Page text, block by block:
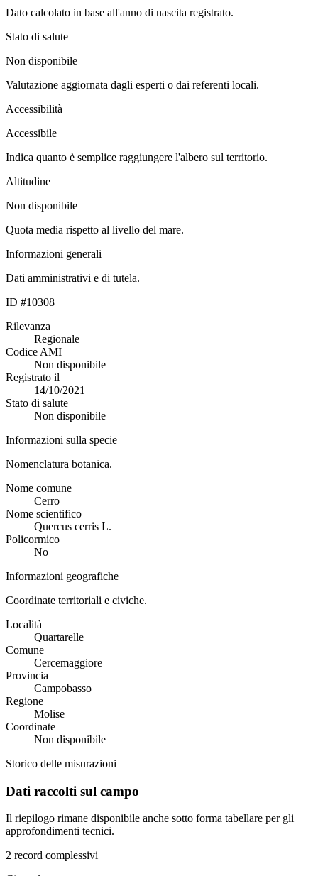
Dato calcolato in base all'anno di nascita registrato.
Stato di salute
Non disponibile
Valutazione aggiornata dagli esperti o dai referenti locali.
Accessibilità
Accessibile
Indica quanto è semplice raggiungere l'albero sul territorio.
Altitudine
Non disponibile
Quota media rispetto al livello del mare.
Informazioni generali
Dati amministrativi e di tutela.
ID #10308
Rilevanza
Regionale
Codice AMI
Non disponibile
Registrato il
14/10/2021
Stato di salute
Non disponibile
Informazioni sulla specie
Nomenclatura botanica.
Nome comune
Cerro
Nome scientifico
Quercus cerris L.
Policormico
No
Informazioni geografiche
Coordinate territoriali e civiche.
Località
Quartarelle
Comune
Cercemaggiore
Provincia
Campobasso
Regione
Molise
Coordinate
Non disponibile
Storico delle misurazioni
Dati raccolti sul campo
Il riepilogo rimane disponibile anche sotto forma tabellare per gli
approfondimenti tecnici.
2 record complessivi